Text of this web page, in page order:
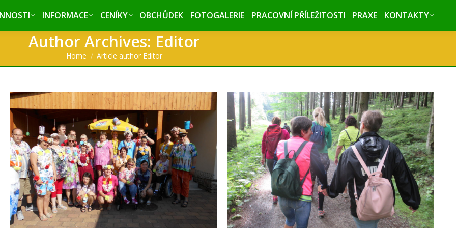
INFORMACE CENÍKY OBCHŮDEK FOTOGALERIE PRACOVNÍ PŘÍLEŽITOSTI PRAXE KONTAKTY
Author Archives: Editor
You are here:
Home Article author Editor
INFORMACE CENÍKY OBCHŮDEK FOTOGALERIE PRACOVNÍ PŘÍLEŽITOSTI PRAXE KONTAKTY